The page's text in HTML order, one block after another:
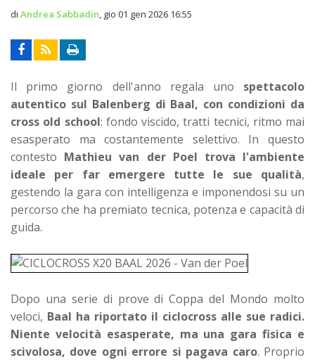
di Andrea Sabbadin gio 01 gen 2026 16:55
Il primo giorno dell'anno regala uno spettacolo
autentico sul Balenberg di Baal, con condizioni da
cross old school: fondo viscido, tratti tecnici, ritmo mai
esasperato ma costantemente selettivo. In questo
contesto Mathieu van der Poel trova l'ambiente
ideale per far emergere tutte le sue qualità,
gestendo la gara con intelligenza e imponendosi su un
percorso che ha premiato tecnica, potenza e capacità di
guida.
Dopo una serie di prove di Coppa del Mondo molto
veloci, Baal ha riportato il ciclocross alle sue radici.
Niente velocità esasperate, ma una gara fisica e
scivolosa, dove ogni errore si pagava caro. Proprio